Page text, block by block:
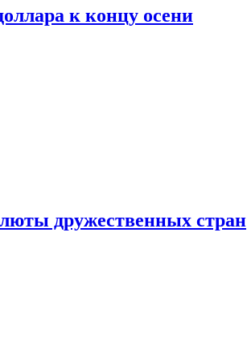
к концу осени
дружественных стран